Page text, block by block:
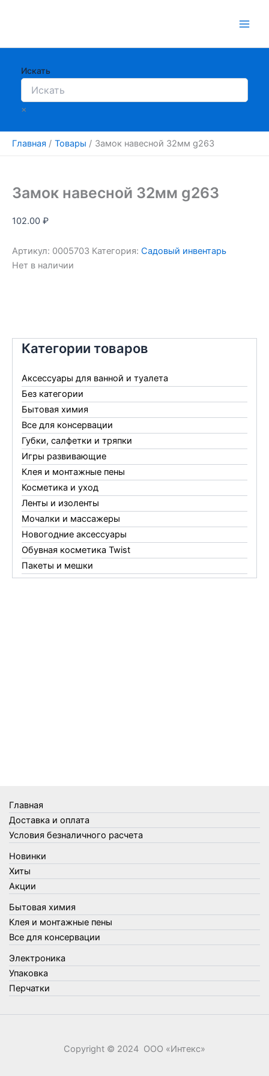
Искать
×
Главная Товары Замок навесной 32мм g263
Категории товаров
Аксессуары для ванной и туалета
Без категории
Бытовая химия
Все для консервации
Губки, салфетки и тряпки
Игры развивающие
Клея и монтажные пены
Косметика и уход
Ленты и изоленты
Мочалки и массажеры
Новогодние аксессуары
Обувная косметика Twist
Пакеты и мешки
Перчатки
Товары для кухни
Товары для сада и огорода
Товары для туризма и отдыха
Упаковка
Утеплители и прочее
Фонари, лампы и удлинители
Хозяйственные товары
Швабры, стекломои, черенки и насадки
Шнуры, веревки и шпагаты
Электроника
Элементы питания
Замок навесной 32мм g263
102.00 ₽
Артикул: 0005703 Категория: Садовый инвентарь
Нет в наличии
Главная
Доставка и оплата
Условия безналичного расчета
Новинки
Хиты
Акции
Бытовая химия
Клея и монтажные пены
Все для консервации
Электроника
Упаковка
Перчатки
Copyright © 2024 ООО «‎Интекс»‎